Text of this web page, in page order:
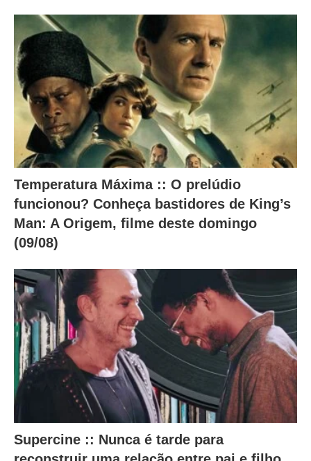
o
Temperatura Máxima :: O prelúdio
funcionou? Conheça bastidores de King’s
Man: A Origem, filme deste domingo
(09/08)
Supercine :: Nunca é tarde para